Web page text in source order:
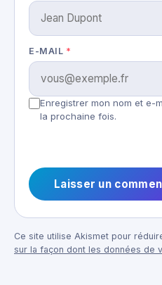
E-MAIL *
Enregistrer mon nom et e-
la prochaine fois.
Ce site utilise Akismet pour
sur la façon dont les données de